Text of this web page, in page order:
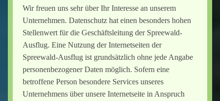
Wir freuen uns sehr über Ihr Interesse an unserem
Unternehmen. Datenschutz hat einen besonders hohen
Stellenwert für die Geschäftsleitung der Spreewald-
Ausflug. Eine Nutzung der Internetseiten der
Spreewald-Ausflug ist grundsätzlich ohne jede Angabe
personenbezogener Daten möglich. Sofern eine
betroffene Person besondere Services unseres
Unternehmens über unsere Internetseite in Anspruch